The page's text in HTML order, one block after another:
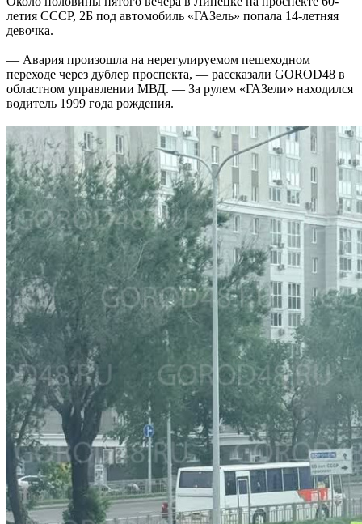
летия СССР, 2Б под автомобиль «ГАЗель» попала 14-летняя
девочка.
— Авария произошла на нерегулируемом пешеходном
переходе через дублер проспекта, — рассказали GOROD48 в
областном управлении МВД. — За рулем «ГАЗели» находился
водитель 1999 года рождения.